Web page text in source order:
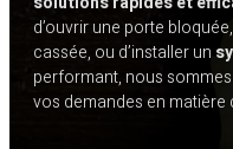
d’ouvrir une porte
cassée, ou d’installer un
performant, nous
vos demandes en matière